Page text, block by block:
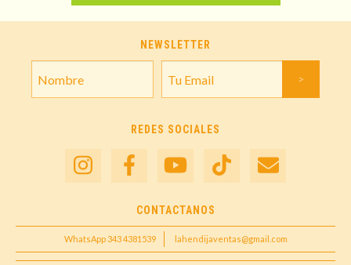
NEWSLETTER
REDES SOCIALES
CONTACTANOS
WhatsApp 343 4381539 lahendijaventas@gmail.com